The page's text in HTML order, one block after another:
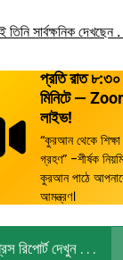
সার্বক্ষনিক দেখছেন . . .
প্রতি রাত ৮:৩০
মিনিটে —
লাইভ!
“কুরআন থেকে শিক্ষা
গ্রহণ” -শীর্ষক
কুরআন পাঠে
আমন্ত্রণ।
রিপোর্ট দেখুন . . .